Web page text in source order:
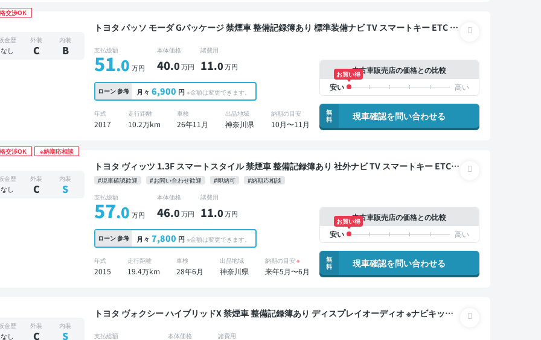
交渉OK
トヨタ パッソ モーダ Gパッケージ 禁煙車 整備記録簿あり 標準装備ナビ TV スマートキー ETC バ
金歴
なし
外装
C
内装
B 支払総額
51.0 万円
本体価格
40.0万円
諸費用
11.0万円
ローン参考 月々 6,900 円 ※金額は変更できます。
年式
2017
走行距離
10.2万km
車検
26年11月
出品地域
神奈川県
納期の目安
10月〜11月
中古車販売店の価格との比較
お買い得
無
料
現車確認を問い合わせる
交渉OK ※納期応相談
トヨタ ヴィッツ 1.3F スマートスタイル 禁煙車 整備記録簿あり 社外ナビ TV スマートキー ETC
バックモニター 社外アルミ
#現車確認歓迎 #お問い合わせ歓迎 #即納可 #納期応相談
金歴
なし
外装
C
内装
S
支払総額
57.0 万円
本体価格
46.0万円
諸費用
11.0万円
ローン参考 月々 7,800 円 ※金額は変更できます。
年式
2015
走行距離
19.4万km
車検
28年6月
出品地域
神奈川県
納期の目安 ※
来年5月〜6月
中古車販売店の価格との比較
お買い得
無
料
現車確認を問い合わせる
トヨタ ヴォクシー ハイブリッドX 禁煙車 整備記録簿あり ディスプレイオーディオ ※ナビキット
金歴
なし
外装
C
内装
S 支払総額 本体価格 諸費用